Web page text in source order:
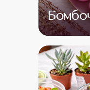
от 14